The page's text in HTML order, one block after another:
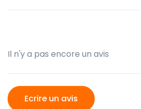
Il n'y a pas encore un avis
Ecrire un avis